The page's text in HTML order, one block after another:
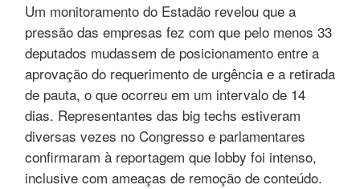
Um monitoramento do Estadão revelou que a
pressão das empresas fez com que pelo menos 33
deputados mudassem de posicionamento entre a
aprovação do requerimento de urgência e a retirada
de pauta, o que ocorreu em um intervalo de 14
dias. Representantes das big techs estiveram
diversas vezes no Congresso e parlamentares
confirmaram à reportagem que lobby foi intenso,
inclusive com ameaças de remoção de conteúdo.